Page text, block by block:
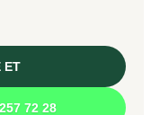
ET
72 28